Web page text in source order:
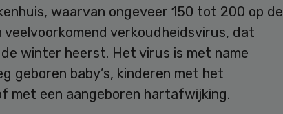
waarvan ongeveer 150 tot 200 op de
veelvoorkomend verkoudheidsvirus, dat
winter heerst. Het virus is met name
geboren baby’s, kinderen met het
met een aangeboren hartafwijking.